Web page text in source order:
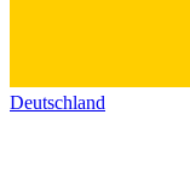
Deutschland